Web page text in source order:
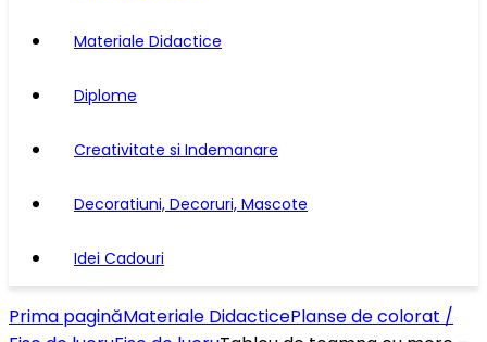
Materiale Didactice
Diplome
Creativitate si Indemanare
Decoratiuni, Decoruri, Mascote
Idei Cadouri
Prima paginăMateriale DidacticePlanse de colorat /